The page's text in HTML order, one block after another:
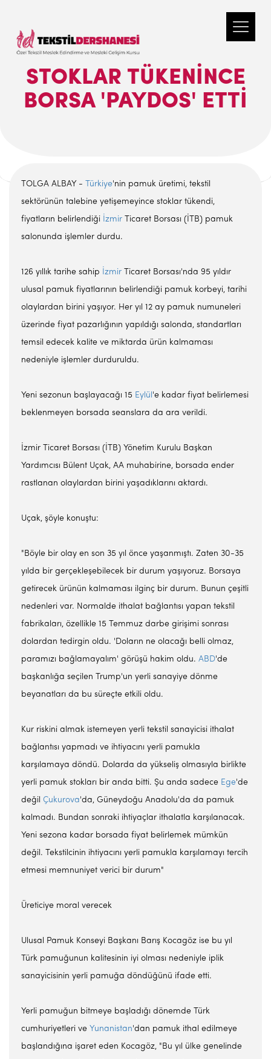
STOKLAR TÜKENINCE
BORSA 'PAYDOS' ETTI
TOLGA ALBAY - Türkiye'nin pamuk üretimi, tekstil
sektörünün talebine yetişemeyince stoklar tükendi,
fiyatların belirlendiği İzmir Ticaret Borsası (İTB) pamuk
salonunda işlemler durdu.
126 yıllık tarihe sahip İzmir Ticaret Borsası'nda 95 yıldır
ulusal pamuk fiyatlarının belirlendiği pamuk korbeyi, tarihi
olaylardan birini yaşıyor. Her yıl 12 ay pamuk numuneleri
üzerinde fiyat pazarlığının yapıldığı salonda, standartları
temsil edecek kalite ve miktarda ürün kalmaması
nedeniyle işlemler durduruldu.
Yeni sezonun başlayacağı 15 Eylül'e kadar fiyat belirlemesi
beklenmeyen borsada seanslara da ara verildi.
İzmir Ticaret Borsası (İTB) Yönetim Kurulu Başkan
Yardımcısı Bülent Uçak, AA muhabirine, borsada ender
rastlanan olaylardan birini yaşadıklarını aktardı.
Uçak, şöyle konuştu:
"Böyle bir olay en son 35 yıl önce yaşanmıştı. Zaten 30-35
yılda bir gerçekleşebilecek bir durum yaşıyoruz. Borsaya
getirecek ürünün kalmaması ilginç bir durum. Bunun çeşitli
nedenleri var. Normalde ithalat bağlantısı yapan tekstil
fabrikaları, özellikle 15 Temmuz darbe girişimi sonrası
dolardan tedirgin oldu. 'Doların ne olacağı belli olmaz,
paramızı bağlamayalım' görüşü hakim oldu. ABD'de
başkanlığa seçilen Trump'un yerli sanayiye dönme
beyanatları da bu süreçte etkili oldu.
Kur riskini almak istemeyen yerli tekstil sanayicisi ithalat
bağlantısı yapmadı ve ihtiyacını yerli pamukla
karşılamaya döndü. Dolarda da yükseliş olmasıyla birlikte
yerli pamuk stokları bir anda bitti. Şu anda sadece Ege'de
değil Çukurova'da, Güneydoğu Anadolu'da da pamuk
kalmadı. Bundan sonraki ihtiyaçlar ithalatla karşılanacak.
Yeni sezona kadar borsada fiyat belirlemek mümkün
değil. Tekstilcinin ihtiyacını yerli pamukla karşılamayı tercih
etmesi memnuniyet verici bir durum"
Üreticiye moral verecek
Ulusal Pamuk Konseyi Başkanı Barış Kocagöz ise bu yıl
Türk pamuğunun kalitesinin iyi olması nedeniyle iplik
sanayicisinin yerli pamuğa döndüğünü ifade etti.
Yerli pamuğun bitmeye başladığı dönemde Türk
cumhuriyetleri ve Yunanistan'dan pamuk ithal edilmeye
başlandığına işaret eden Kocagöz, "Bu yıl ülke genelinde